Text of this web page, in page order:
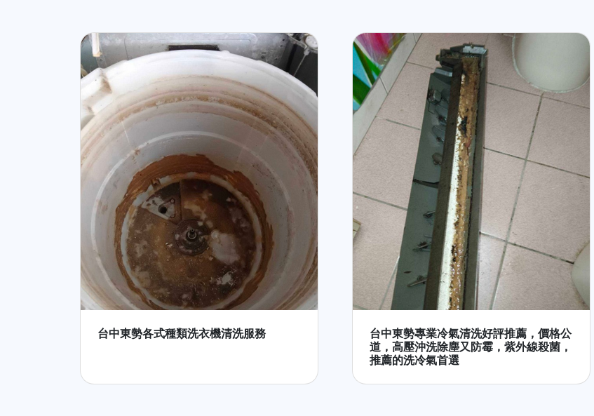
台中東勢各式種類洗衣機清洗服務
台中東勢專業冷氣清洗好評推薦，價格公
道，高壓沖洗除塵又防霉，紫外線殺菌，
推薦的洗冷氣首選